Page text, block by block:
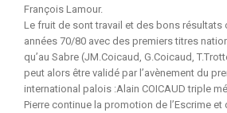
François Lamour.
Le fruit de sont travail et des bons résultats
années 70/80 avec des premiers titres
qu’au Sabre (JM.Coicaud, G.Coicaud,
peut alors être validé par l’avènement du
international palois :Alain COICAUD triple
Pierre continue la promotion de l’Escrime et